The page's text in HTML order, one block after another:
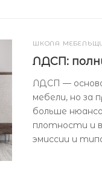
ШКОЛА
ЛДСП:
ЛДСП —
мебели, но за
больше
плотности и
эмиссии и